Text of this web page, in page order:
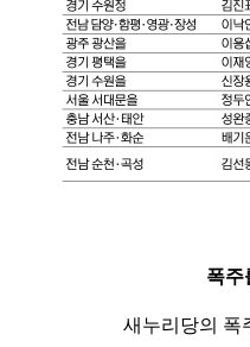
폭주
새누리당의 폭